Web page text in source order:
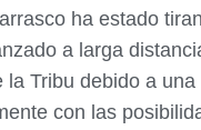
ha estado
a larga
Tribu debido a
con las